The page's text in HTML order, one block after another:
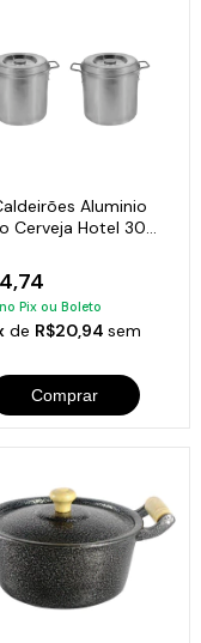
Aluminio
Cerveja Hotel 30
Pix ou Boleto
de R$20,94 sem
Comprar